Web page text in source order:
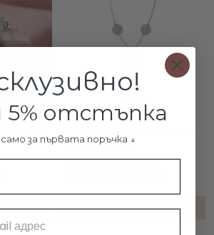
от Sw® SK518
ДОБАВИ В КОЛИЧКАТА
5% отстъпка
за първата поръчка ↓